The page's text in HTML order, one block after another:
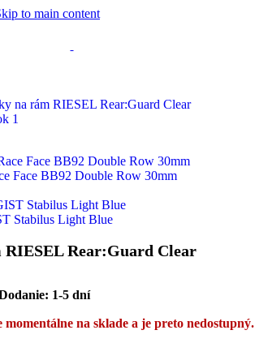
to main content
Face BB92 Double Row 30mm
Stabilus Light Blue
RIESEL Rear:Guard Clear
1-5 dní
na sklade a je preto nedostupný.